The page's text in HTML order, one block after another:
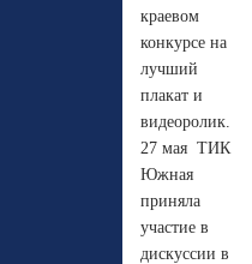
краевом
конкурсе на
лучший
плакат и
видеоролик.
27 мая ТИК
Южная
приняла
участие в
дискуссии в